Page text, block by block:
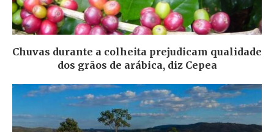
Chuvas durante a colheita prejudicam qualidade
dos grãos de arábica, diz Cepea